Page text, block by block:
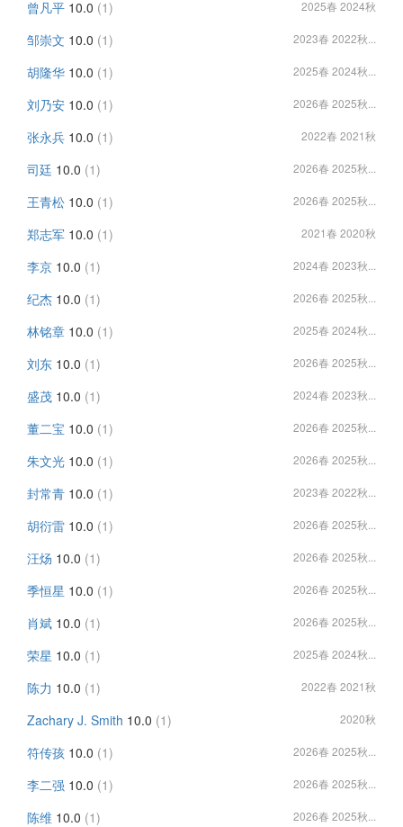
曾凡平 10.0 (1) 2025春 2024秋
邹崇文 10.0 (1) 2023春 2022秋...
胡隆华 10.0 (1) 2025春 2024秋...
刘乃安 10.0 (1) 2026春 2025秋...
张永兵 10.0 (1) 2022春 2021秋
司廷 10.0 (1) 2026春 2025秋...
王青松 10.0 (1) 2026春 2025秋...
郑志军 10.0 (1) 2021春 2020秋
李京 10.0 (1) 2024春 2023秋...
纪杰 10.0 (1) 2026春 2025秋...
林铭章 10.0 (1) 2025春 2024秋...
刘东 10.0 (1) 2026春 2025秋...
盛茂 10.0 (1) 2024春 2023秋...
董二宝 10.0 (1) 2026春 2025秋...
朱文光 10.0 (1) 2026春 2025秋...
封常青 10.0 (1) 2023春 2022秋...
胡衍雷 10.0 (1) 2026春 2025秋...
汪炀 10.0 (1) 2026春 2025秋...
季恒星 10.0 (1) 2026春 2025秋...
肖斌 10.0 (1) 2026春 2025秋...
荣星 10.0 (1) 2025春 2024秋...
陈力 10.0 (1) 2022春 2021秋
Zachary J. Smith 10.0 (1) 2020秋
符传孩 10.0 (1) 2026春 2025秋...
李二强 10.0 (1) 2026春 2025秋...
陈维 10.0 (1) 2026春 2025秋...